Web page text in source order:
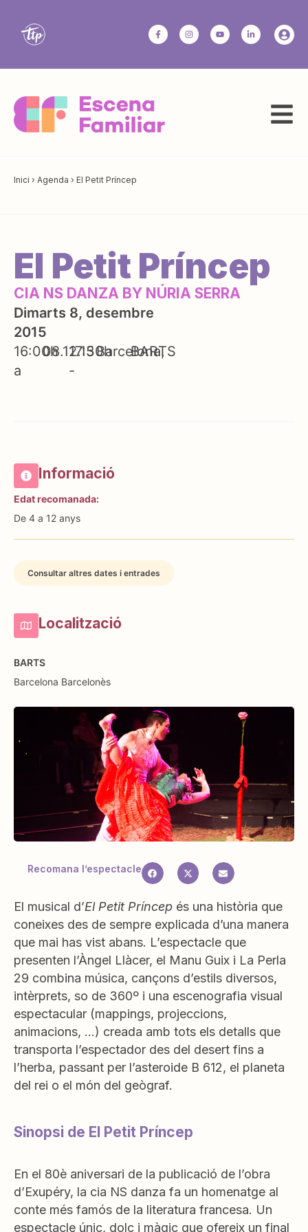
Inici › Agenda › El Petit Príncep
El Petit Príncep
CIA NS DANZA BY NÚRIA SERRA
Dimarts 8, desembre
2015
16:00h
a
08.12.15
17:30h
-
Barcelona
BARTS
Informació
Edat recomanada:
De 4 a 12 anys
Consultar altres dates i entrades
Localització
BARTS
Barcelona Barcelonès
Recomana l’espectacle
El musical d’El Petit Príncep és una història que
coneixes des de sempre explicada d’una manera
que mai has vist abans. L’espectacle que
presenten l’Àngel Llàcer, el Manu Guix i La Perla
29 combina música, cançons d’estils diversos,
intèrprets, so de 360º i una escenografia visual
espectacular (mappings, projeccions,
animacions, …) creada amb tots els detalls que
transporta l’espectador des del desert fins a
l’herba, passant per l’asteroide B 612, el planeta
del rei o el món del geògraf.
Sinopsi de El Petit Príncep
En el 80è aniversari de la publicació de l’obra
d’Exupéry, la cia NS danza fa un homenatge al
conte més famós de la literatura francesa. Un
espectacle únic, dolç i màgic que ofereix un final